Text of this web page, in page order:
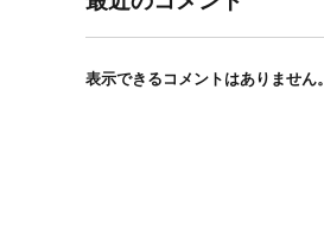
表示できるコメントはありません。